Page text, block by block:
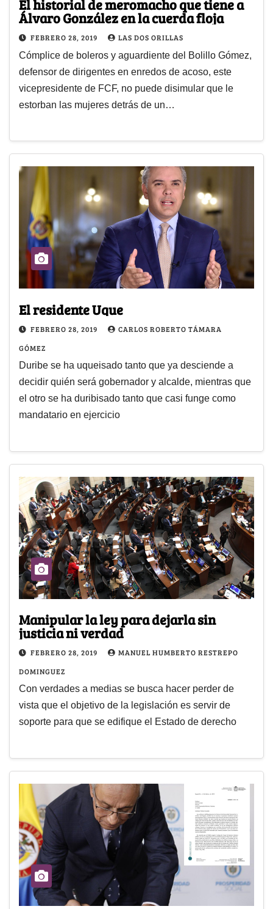
El historial de meromacho que tiene a
Álvaro González en la cuerda floja
FEBRERO 28, 2019 LAS DOS ORILLAS
Cómplice de boleros y aguardiente del Bolillo Gómez,
defensor de dirigentes en enredos de acoso, este
vicepresidente de FCF, no puede disimular que le
estorban las mujeres detrás de un…
El residente Uque
FEBRERO 28, 2019
CARLOS ROBERTO TÁMARA
GÓMEZ
Duribe se ha uqueisado tanto que ya desciende a
decidir quién será gobernador y alcalde, mientras que
el otro se ha duribisado tanto que casi funge como
mandatario en ejercicio
Manipular la ley para dejarla sin
justicia ni verdad
FEBRERO 28, 2019
MANUEL HUMBERTO RESTREPO
DOMINGUEZ
Con verdades a medias se busca hacer perder de
vista que el objetivo de la legislación es servir de
soporte para que se edifique el Estado de derecho